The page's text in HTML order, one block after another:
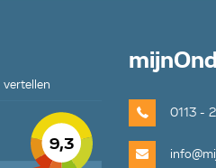
9,3
mijn
0113 -